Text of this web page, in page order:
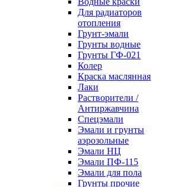
Для радиаторов
отопления
Грунт-эмали
Грунты водные
Грунты ГФ-021
Колер
Краска маслянная
Лаки
Растворители /
Антиржавчина
Спецэмали
Эмали и грунты
аэрозольные
Эмали НЦ
Эмали ПФ-115
Эмали для пола
Грунты прочие